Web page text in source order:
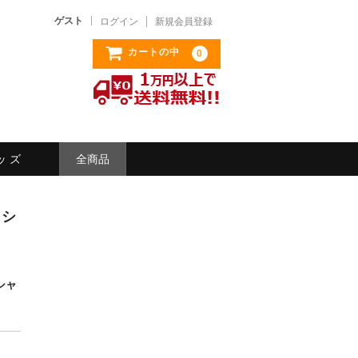
ゲスト ログイン 新規会員登録
カートの中 0
ズ 全商品
ャ